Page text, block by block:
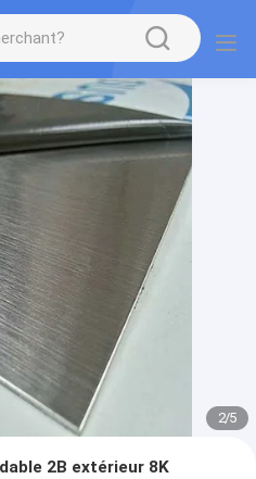
2/5
2B extérieur 8K